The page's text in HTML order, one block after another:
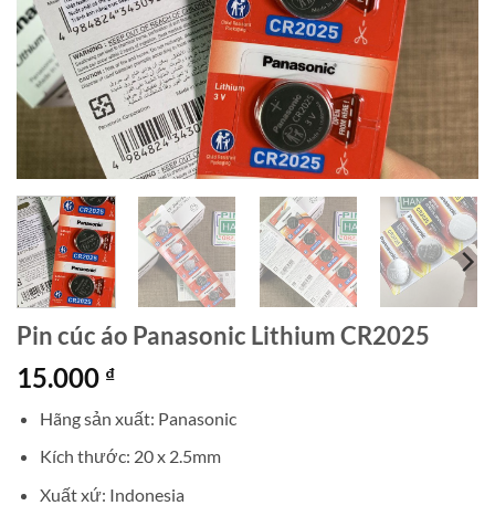
Pin cúc áo Panasonic Lithium CR2025
15.000 ₫
Hãng sản xuất: Panasonic
Kích thước: 20 x 2.5mm
Xuất xứ: Indonesia